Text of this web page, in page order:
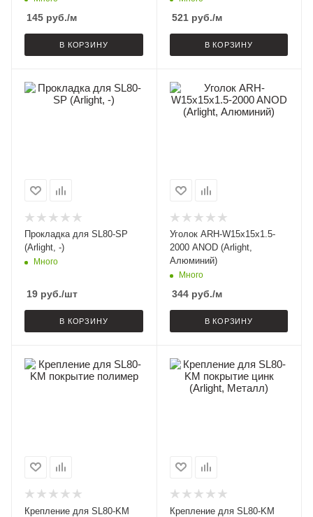
145 руб./м
В КОРЗИНУ
521руб./м
В КОРЗИНУ
Прокладка для SL80-SP
(Arlight, -)
Много
19 руб./шт
В КОРЗИНУ
Уголок ARH-W15x15x1.5-
2000 ANOD (Arlight,
Алюминий)
Много
344руб./м
В КОРЗИНУ
Крепление для SL80-KM
Крепление для SL80-KM